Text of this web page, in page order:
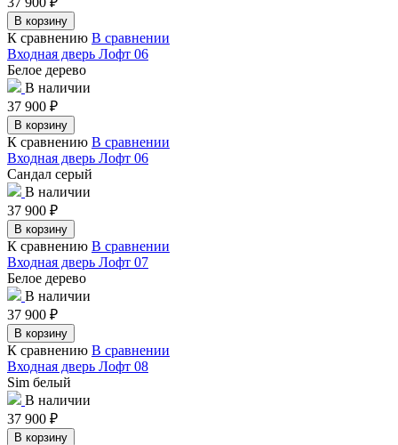
В корзину
К сравнению В сравнении
Входная дверь Лофт 06
Белое дерево
В наличии
37 900 ₽
В корзину
К сравнению В сравнении
Входная дверь Лофт 06
Сандал серый
В наличии
37 900 ₽
В корзину
К сравнению В сравнении
Входная дверь Лофт 07
Белое дерево
В наличии
37 900 ₽
В корзину
К сравнению В сравнении
Входная дверь Лофт 08
Sim белый
В наличии
37 900 ₽
В корзину